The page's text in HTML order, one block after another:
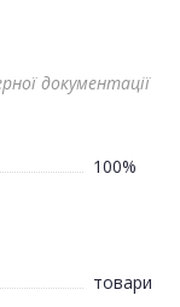
документації
100%
товари